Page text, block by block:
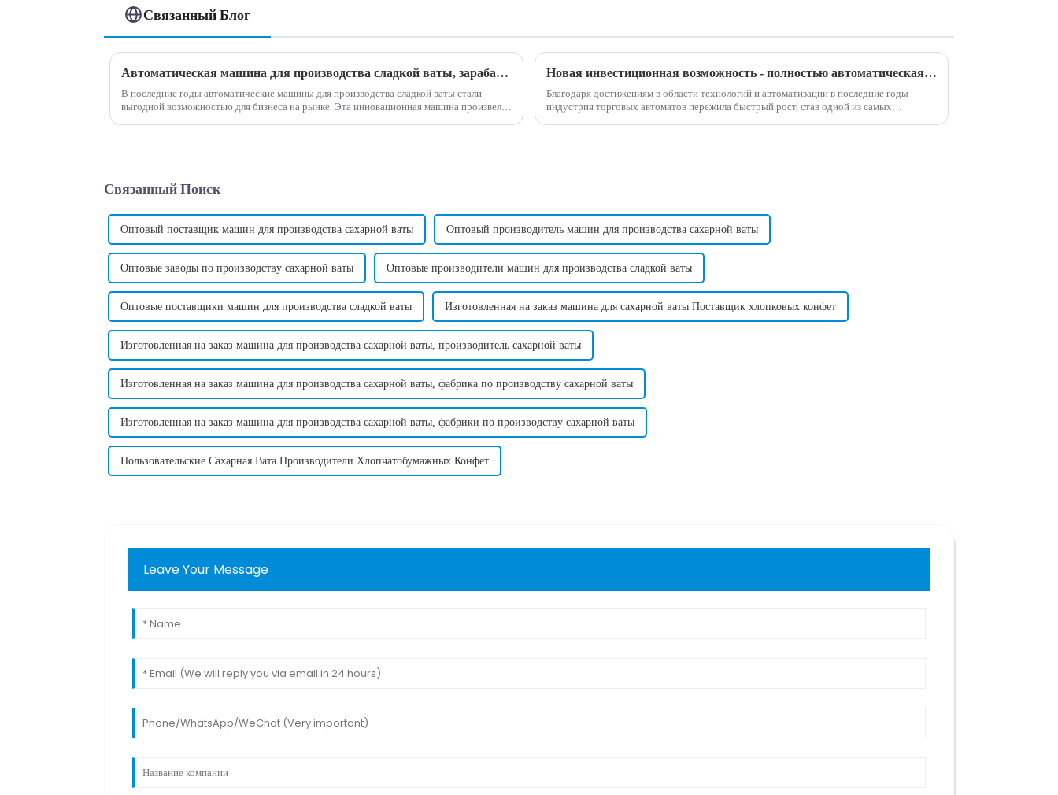
Связанный Блог
Автоматическая машина для производства сладкой ваты, зарабатывающая деньги на рынке
В последние годы автоматические машины для производства сладкой ваты стали
выгодной возможностью для бизнеса на рынке. Эта инновационная машина произвела
Новая инвестиционная возможность - полностью автоматическая машина для производства сладкой ваты
Благодаря достижениям в области технологий и автоматизации в последние годы
индустрия торговых автоматов пережила быстрый рост, став одной из самых
Связанный Поиск
Оптовый поставщик машин для производства сахарной ваты Оптовый производитель машин для производства сахарной ваты
Оптовые заводы по производству сахарной ваты Оптовые производители машин для производства сладкой ваты
Оптовые поставщики машин для производства сладкой ваты Изготовленная на заказ машина для сахарной ваты Поставщик хлопковых конфет
Изготовленная на заказ машина для производства сахарной ваты, производитель сахарной ваты
Изготовленная на заказ машина для производства сахарной ваты, фабрика по производству сахарной ваты
Изготовленная на заказ машина для производства сахарной ваты, фабрики по производству сахарной ваты
Пользовательские Сахарная Вата Производители Хлопчатобумажных Конфет
Leave Your Message